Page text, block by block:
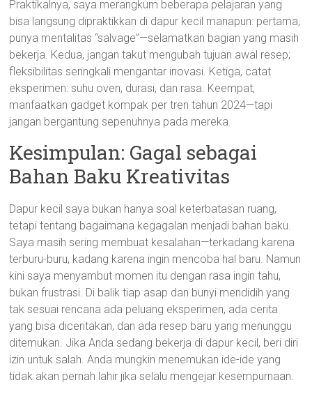
Praktikalnya, saya merangkum beberapa pelajaran yang
bisa langsung dipraktikkan di dapur kecil manapun: pertama,
punya mentalitas “salvage”—selamatkan bagian yang masih
bekerja. Kedua, jangan takut mengubah tujuan awal resep;
fleksibilitas seringkali mengantar inovasi. Ketiga, catat
eksperimen: suhu oven, durasi, dan rasa. Keempat,
manfaatkan gadget kompak per tren tahun 2024—tapi
jangan bergantung sepenuhnya pada mereka.
Kesimpulan: Gagal sebagai
Bahan Baku Kreativitas
Dapur kecil saya bukan hanya soal keterbatasan ruang,
tetapi tentang bagaimana kegagalan menjadi bahan baku.
Saya masih sering membuat kesalahan—terkadang karena
terburu-buru, kadang karena ingin mencoba hal baru. Namun
kini saya menyambut momen itu dengan rasa ingin tahu,
bukan frustrasi. Di balik tiap asap dan bunyi mendidih yang
tak sesuai rencana ada peluang eksperimen, ada cerita
yang bisa diceritakan, dan ada resep baru yang menunggu
ditemukan. Jika Anda sedang bekerja di dapur kecil, beri diri
izin untuk salah. Anda mungkin menemukan ide-ide yang
tidak akan pernah lahir jika selalu mengejar kesempurnaan.